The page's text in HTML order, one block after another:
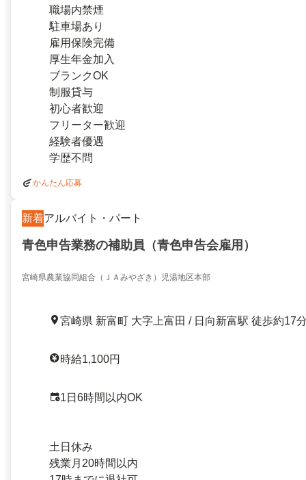
職場内禁煙
駐車場あり
雇用保険完備
厚生年金加入
ブランクOK
制服貸与
初心者歓迎
フリーター歓迎
経験者優遇
学歴不問
かんたん応募
新着アルバイト・パート
青色申告業務の補助員（青色申告会雇用）
宮崎県農業協同組合（ＪＡみやざき）児湯地区本部
宮崎県 新富町 大字上富田 / 日向新富駅 徒歩約17
時給1,100円
1日6時間以内OK
土日休み
残業月20時間以内